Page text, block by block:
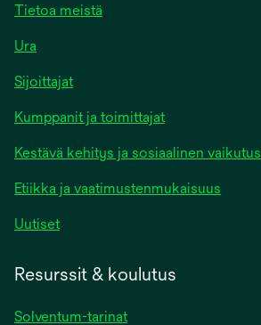
Tietoa meistä
Ura
Sijoittajat
Kumppanit ja toimittajat
Kestävä kehitys ja sosiaalinen vaikutus
Etiikka ja vaatimustenmukaisuus
Uutiset
Resurssit & koulutus
Solventum-tarinat